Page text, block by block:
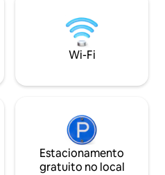
vista
e reuniões
planejando um
semana ou férias
refúgio único no
combinação
Wi-Fi
Estacionamento
gratuito no local